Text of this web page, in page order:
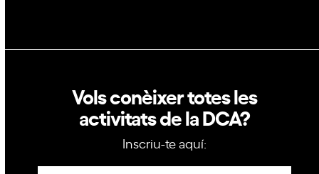
Vols conèixer totes les
activitats de la DCA?
Inscriu-te aquí: